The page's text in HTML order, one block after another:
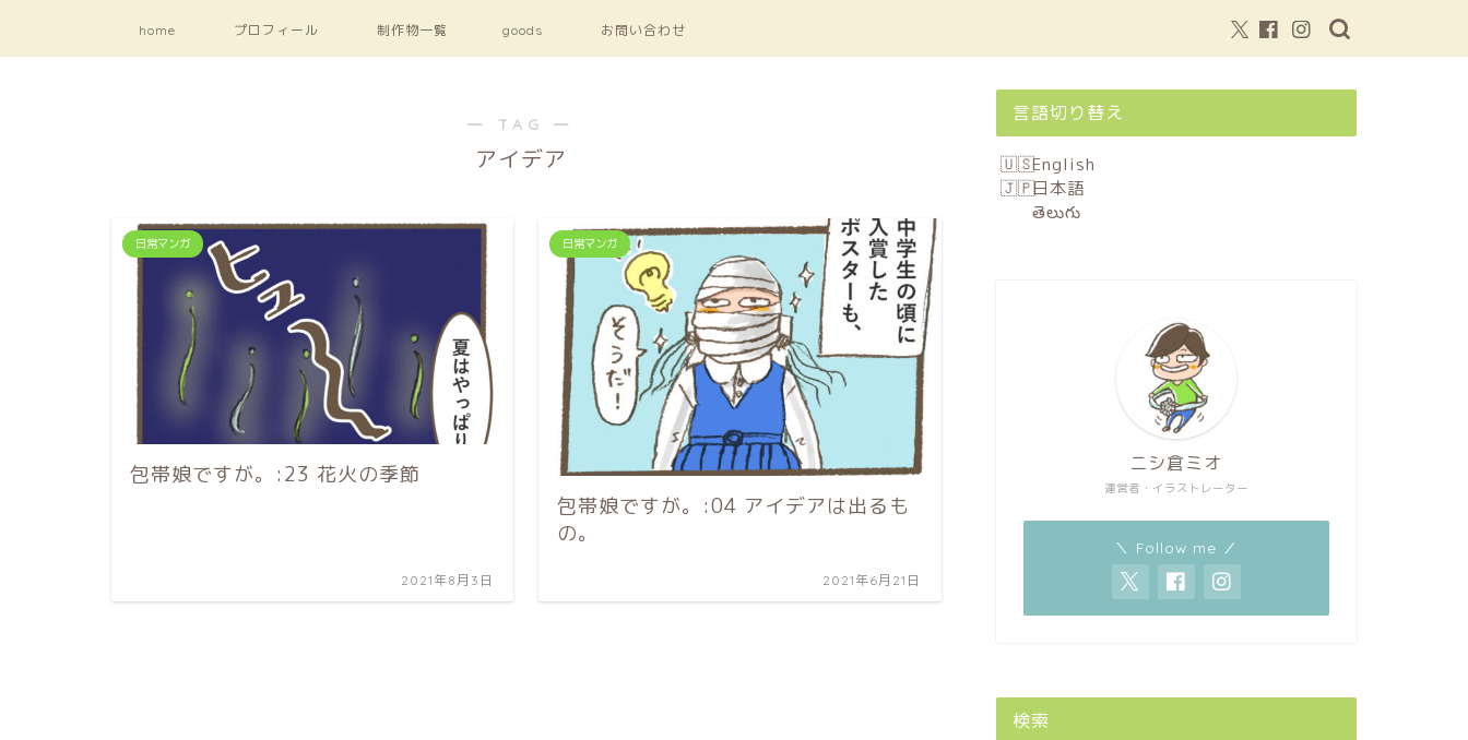
home プロフィール 制作物一覧 goods お問い合わせ
― TAG ―
アイデア
日常マンガ
包帯娘ですが。:23 花火の季節
2021年8月3日
日常マンガ
包帯娘ですが。:04 アイデアは出るも
の。
2021年6月21日
言語切り替え
English
日本語
తెలుగు
運営者・イラストレーター
ニシ倉ミオ
＼ Follow me ／
検索